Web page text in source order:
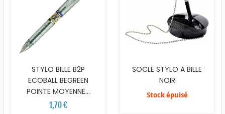
STYLO BILLE B2P
ECOBALL BEGREEN
POINTE MOYENNE...
1,70 €
SOCLE STYLO A BILLE
NOIR
Stock épuisé